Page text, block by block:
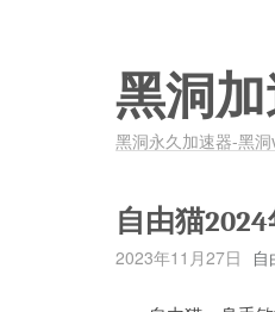
黑洞
黑洞永久加速器-黑
自由猫
2023年11月27日 自